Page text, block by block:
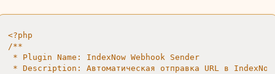
<?php
/**
* Plugin Name: IndexNow Webhook Sender
* Description: Автоматическая отправка URL в IndexNow